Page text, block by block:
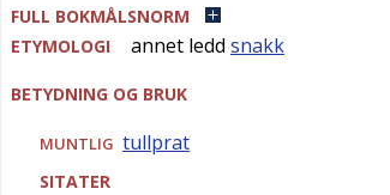
FULL BOKMÅLSNORM
ETYMOLOGI
annet ledd snakk
BETYDNING OG BRUK
MUNTLIG tullprat
SITATER